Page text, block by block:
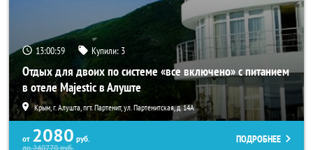
13:00:55 Купили: 3
Отдых для двоих по системе «все включено» с питанием
в отеле Majestic в Алуште
Крым, г. Алушта, пгт. Партенит, ул. Партенитская, д. 14А
от 2080 руб.
до240770руб.
ПОДРОБНЕЕ